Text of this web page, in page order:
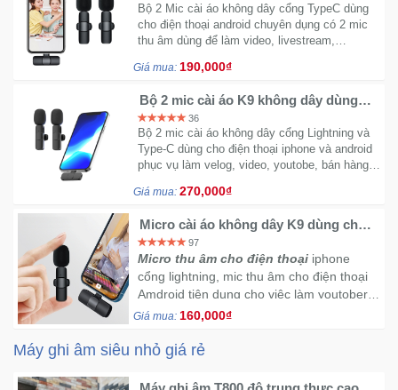
Bộ 2 Mic cài áo không dây cổng TypeC dùng
cho điện thoại android chuyên dụng có 2 mic
thu âm dùng để làm video, livestream,
cầu hiện nay
Giá mua: 190,000₫
Bộ 2 mic cài áo K9 không dây dùng
cho điện thoại Android và Iphone
36
Bộ 2 mic cài áo không dây cổng Lightning và
Type-C dùng cho điện thoại iphone và android
phục vụ làm velog, video, youtobe, bán hàng
Giá mua: 270,000₫
Micro cài áo không dây K9 dùng cho
điện thoại Android và Iphone thu âm
lọc tiếng ồn tốt
97
Micro thu âm cho điện thoại iphone
cổng lightning, mic thu âm cho điện thoại
Amdroid tiện dụng cho việc làm youtober,
bán hàng trên các kênh thương mại, tiện
Giá mua: 160,000₫
Máy ghi âm siêu nhỏ giá rẻ